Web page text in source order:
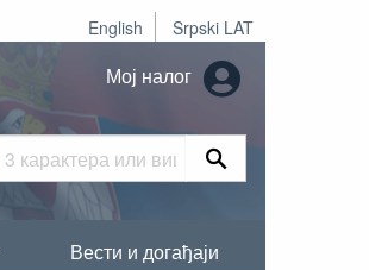
English Srpski LAT
Мој налог
Вести и догађаји